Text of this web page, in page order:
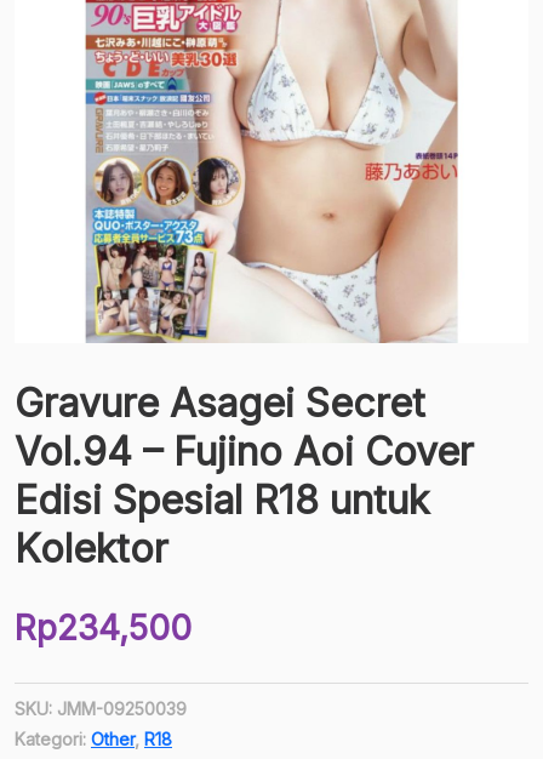
Gravure Asagei Secret
Vol.94 – Fujino Aoi Cover
Edisi Spesial R18 untuk
Kolektor
Rp234,500
SKU: JMM-09250039
Kategori: Other, R18